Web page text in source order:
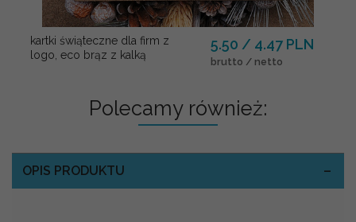
kartki świąteczne dla firm z
logo, eco brąz z kalką
5.50 / 4.47 PLN
brutto / netto
Polecamy również:
OPIS PRODUKTU